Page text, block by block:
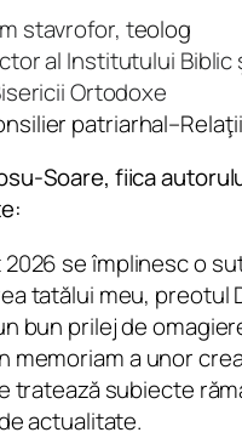
stavrofor, teolog
al Institutului Biblic
Ortodoxe
Soare, fiica
2026 se împlinesc o
tatălui meu, preotul
bun prilej de
memoriama unor
tratează subiecte
actualitate.